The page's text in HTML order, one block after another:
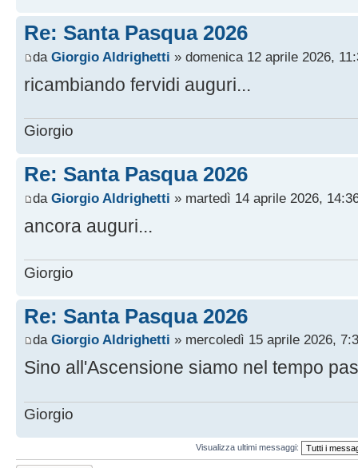
Re: Santa Pasqua 2026
da Giorgio Aldrighetti » domenica 12 aprile 2026,
ricambiando fervidi auguri...
Giorgio
Re: Santa Pasqua 2026
da Giorgio Aldrighetti » martedì 14 aprile 2026,
ancora auguri...
Giorgio
Re: Santa Pasqua 2026
da Giorgio Aldrighetti » mercoledì 15 aprile 2026,
Sino all'Ascensione siamo nel tempo
Giorgio
Visualizza ultimi messaggi: